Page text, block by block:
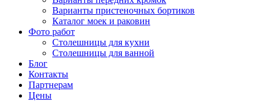
Варианты пристеночных бортиков
Каталог моек и раковин
Фото работ
Столешницы для кухни
Столешницы для ванной
Блог
Контакты
Партнерам
Цены